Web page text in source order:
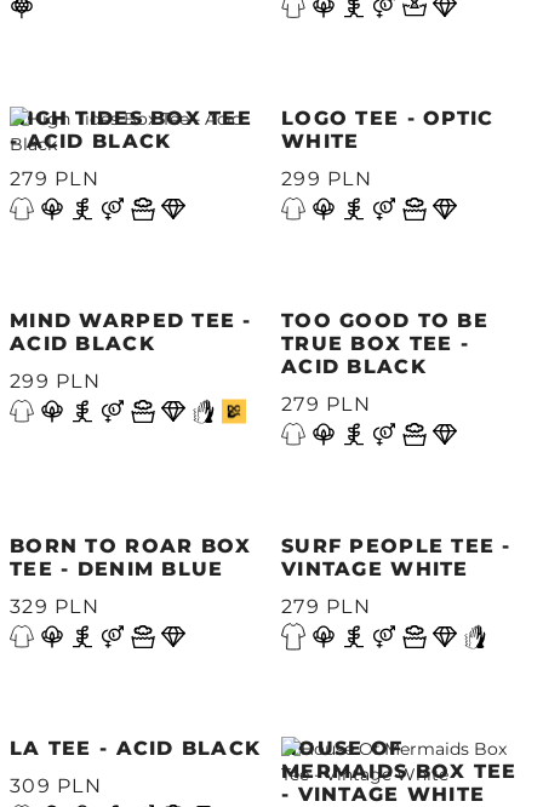
HIGH TIDES BOX TEE
- ACID BLACK
279 PLN
LOGO TEE - OPTIC
WHITE
299 PLN
MIND WARPED TEE -
ACID BLACK
299 PLN
TOO GOOD TO BE
TRUE BOX TEE -
ACID BLACK
279 PLN
BORN TO ROAR BOX
TEE - DENIM BLUE
329 PLN
SURF PEOPLE TEE -
VINTAGE WHITE
279 PLN
LA TEE - ACID BLACK
309 PLN
HOUSE OF
MERMAIDS BOX TEE
- VINTAGE WHITE